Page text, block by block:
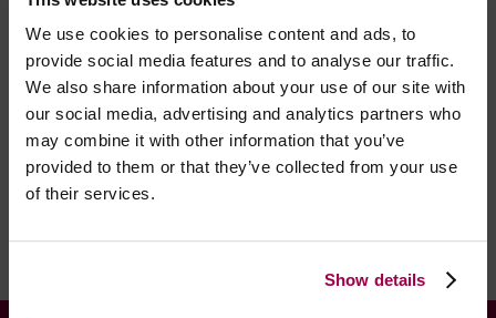
We use cookies to personalise content and ads, to
provide social media features and to analyse our traffic.
We also share information about your use of our site with
our social media, advertising and analytics partners who
may combine it with other information that you’ve
provided to them or that they’ve collected from your use
of their services.
Show details
- *Entrega em 24 horas para pedidos antes das 16:00 h.
Após as 16:00 h, a sua encomenda será entregue em 48
artigos em stock. Portes gratis depende do país de envio.
Possibilidade de atraso em épocas festivas.